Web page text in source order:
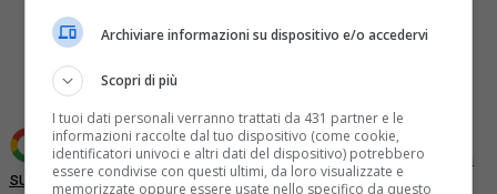
Share
Aggiungi Quotidiano Piemontese come Fonte preferita
su Google
Archiviare informazioni su dispositivo e/o accedervi
Scopri di più
I tuoi dati personali verranno trattati da 431 partner e le
informazioni raccolte dal tuo dispositivo (come cookie,
identificatori univoci e altri dati del dispositivo) potrebbero
essere condivise con questi ultimi, da loro visualizzate e
memorizzate oppure essere usate nello specifico da questo